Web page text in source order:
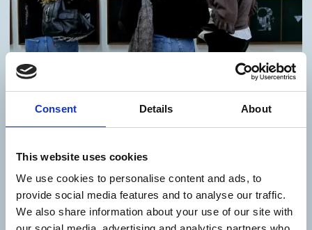
Consent Details About
This website uses cookies
We use cookies to personalise content and ads, to
provide social media features and to analyse our traffic.
We also share information about your use of our site with
Udforsk aktiviteterne